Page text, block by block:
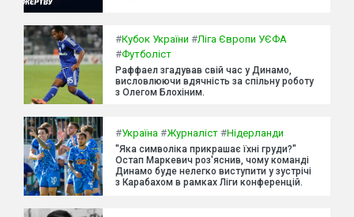
#Кубок України #Ліга Європи УЄФА
#Футболіст
Раффаел згадував свій час у Динамо,
висловлюючи вдячність за спільну роботу
з Олегом Блохіним.
#Україна #Журналіст #Нідерланди
"Яка символіка прикрашає їхні груди?"
Остап Маркевич роз'яснив, чому команді
Динамо буде нелегко виступити у зустрічі
з Карабахом в рамках Ліги конференцій.